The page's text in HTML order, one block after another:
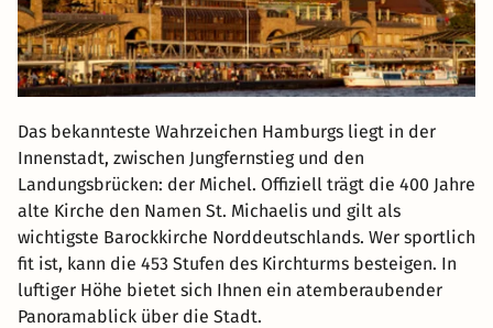
Das bekannteste Wahrzeichen Hamburgs liegt in der
Innenstadt, zwischen Jungfernstieg und den
Landungsbrücken: der Michel. Offiziell trägt die 400 Jahre
alte Kirche den Namen St. Michaelis und gilt als
wichtigste Barockkirche Norddeutschlands. Wer sportlich
fit ist, kann die 453 Stufen des Kirchturms besteigen. In
luftiger Höhe bietet sich Ihnen ein atemberaubender
Panoramablick über die Stadt.